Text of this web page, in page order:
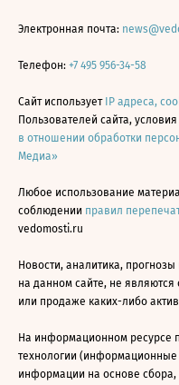
Электронная почта:
Телефон: +7 495 956-34-58
Сайт использует IP адреса,
Пользователей сайта,
в отношении обработки
Медиа»
Любое использование
соблюдении правил
vedomosti.ru
Новости, аналитика,
на данном сайте, не
или продаже каких-либо
На информационном ресурсе
технологии (информационные
информации на основе сбора,